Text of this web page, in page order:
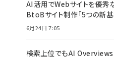
AI活用でWebサイトを優秀
BtoBサイト制作「5つの新基
6月24日 7:05
検索上位でもAI